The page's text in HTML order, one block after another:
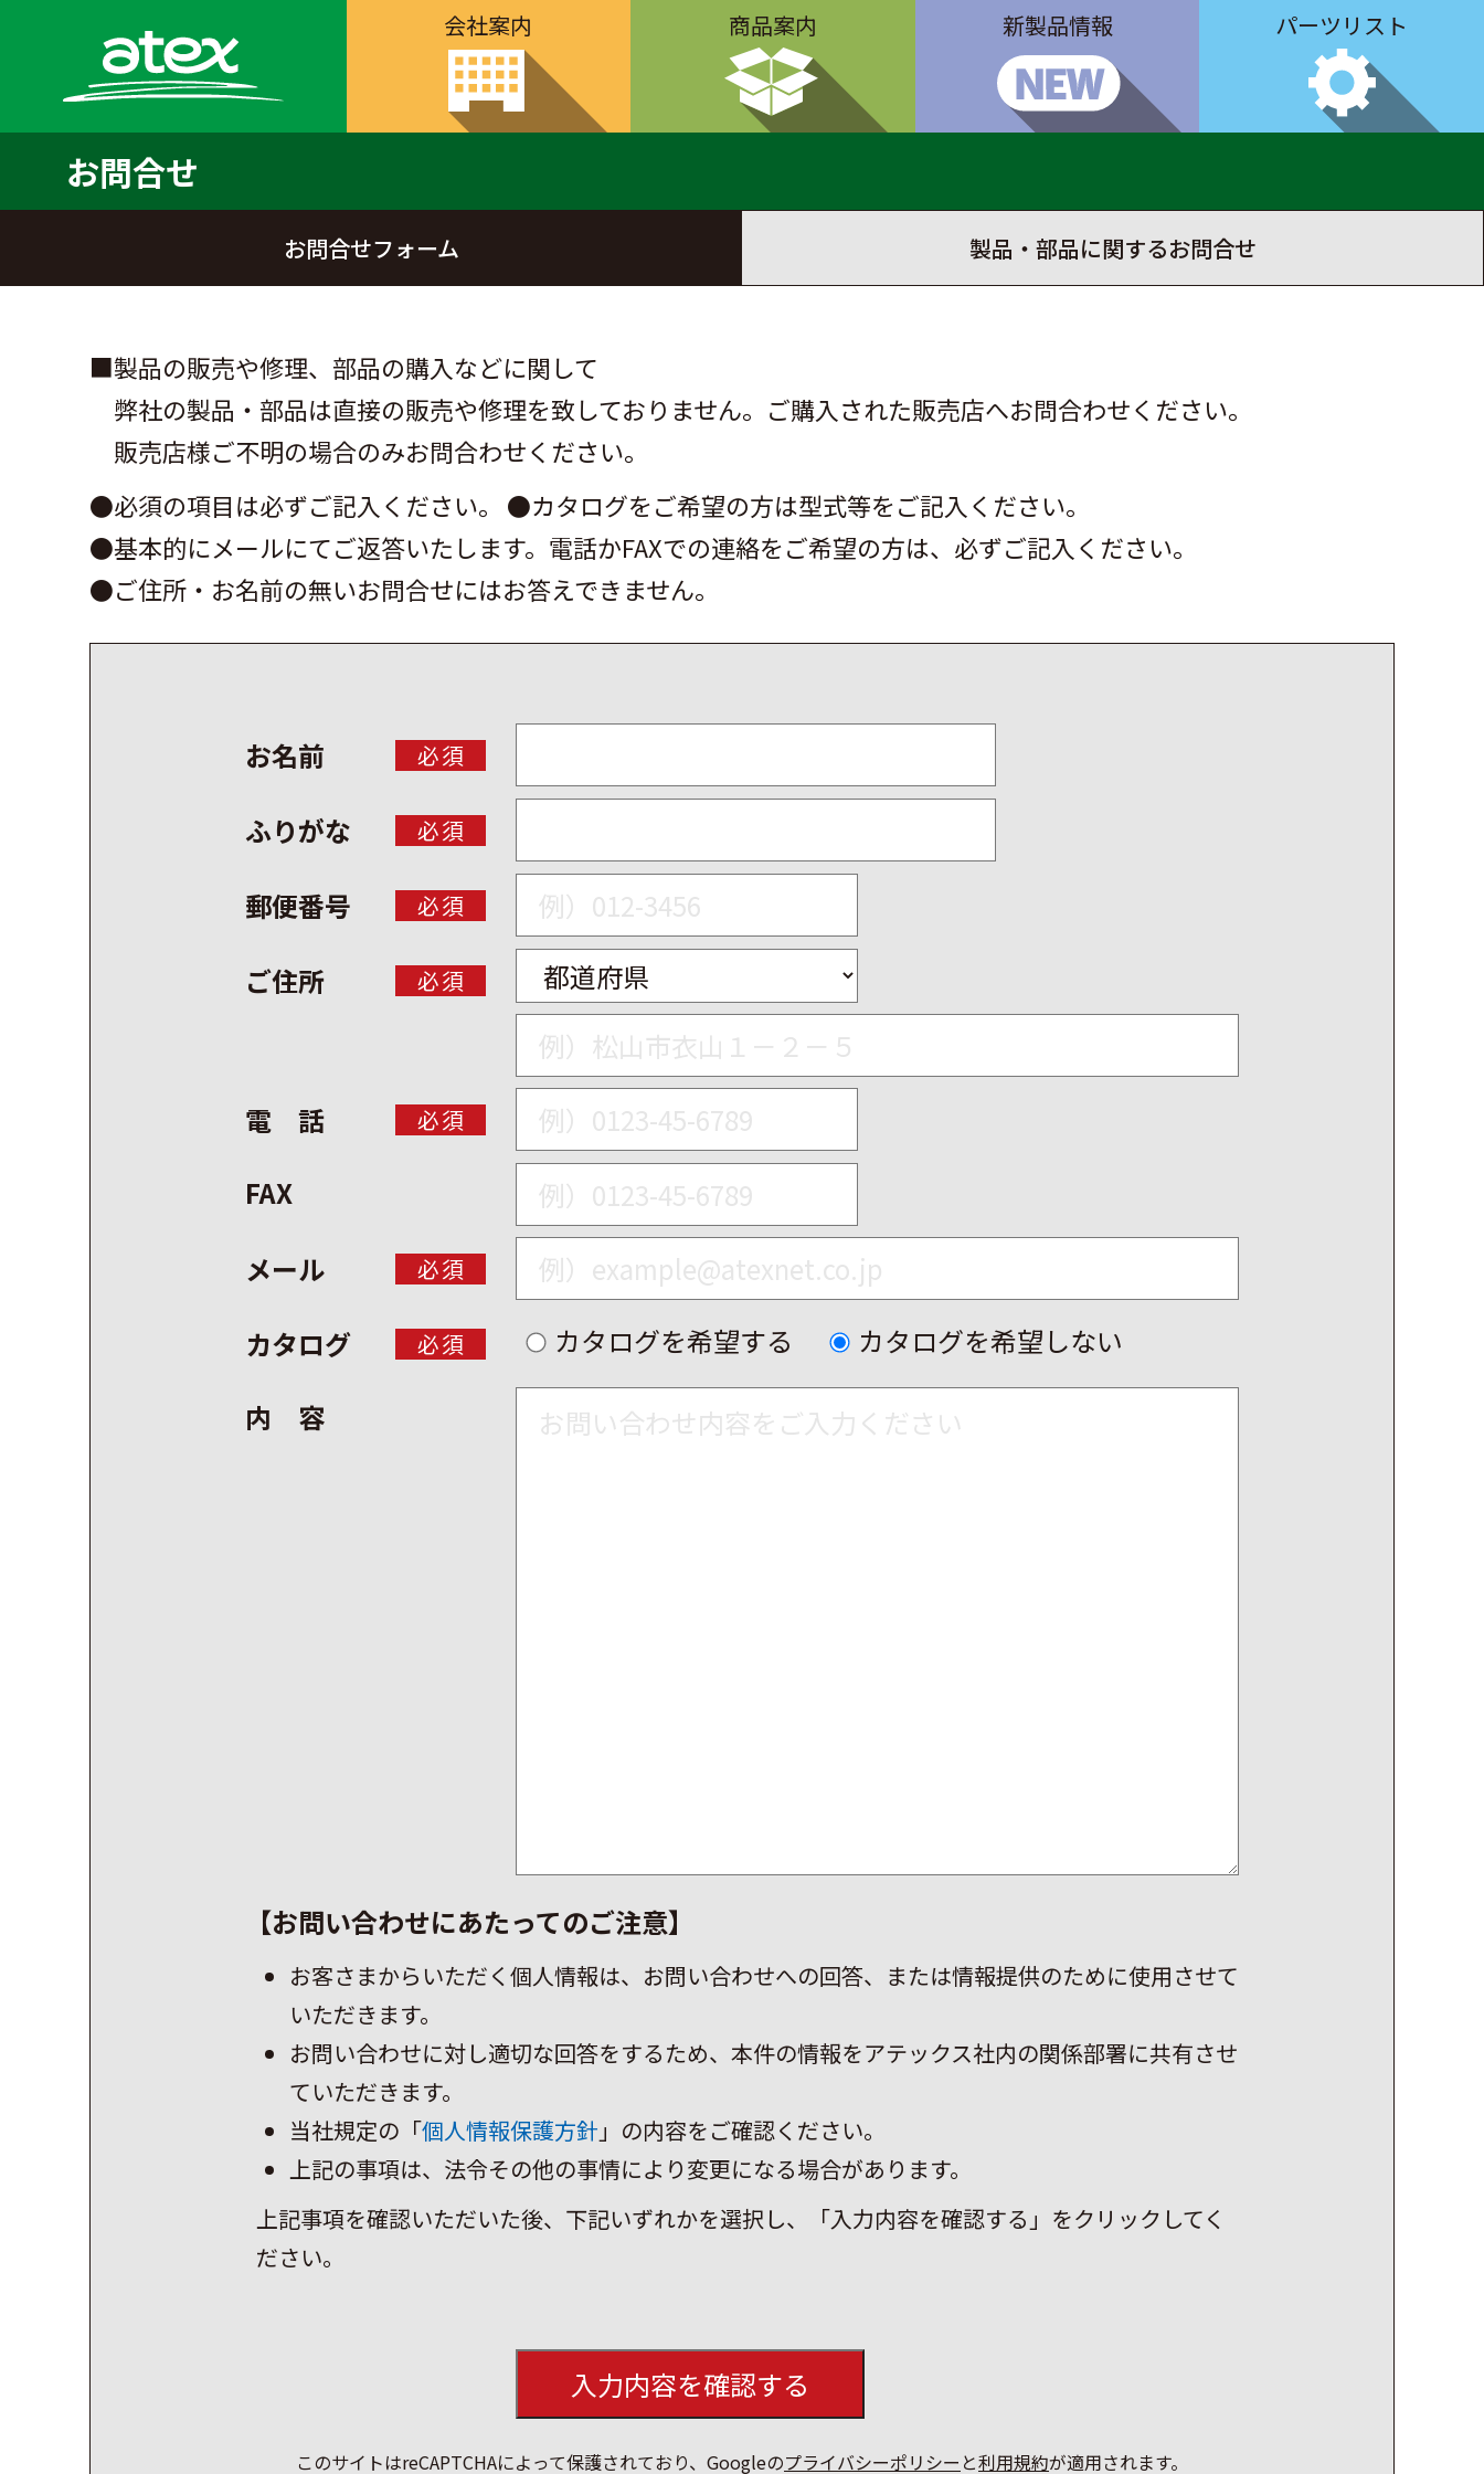
会社案内 商品案内 新製品情報 パーツリスト
お問合せ
お問合せフォーム 製品・部品に関するお問合せ
■製品の販売や修理、部品の購入などに関して
弊社の製品・部品は直接の販売や修理を致しておりません。ご購入された販売店へお問合わせください。
販売店様ご不明の場合のみお問合わせください。
●必須の項目は必ずご記入ください。 ●カタログをご希望の方は型式等をご記入ください。
●基本的にメールにてご返答いたします。電話かFAXでの連絡をご希望の方は、必ずご記入ください。
●ご住所・お名前の無いお問合せにはお答えできません。
お名前 必須
ふりがな 必須
郵便番号 必須
ご住所 必須
電 話 必須
FAX
メール
必須
カタログ 必須 カタログを希望する
カタログを希望しない
内 容
【お問い合わせにあたってのご注意】
お客さまからいただく個人情報は、お問い合わせへの回答、または情報提供のために使用させて
いただきます。
お問い合わせに対し適切な回答をするため、本件の情報をアテックス社内の関係部署に共有させ
ていただきます。
当社規定の「個人情報保護方針 」の内容をご確認ください。
上記の事項は、法令その他の事情により変更になる場合があります。
上記事項を確認いただいた後、下記いずれかを選択し、「入力内容を確認する」をクリックしてく
ださい。
このサイトはreCAPTCHAによって保護されており、Googleのプライバシーポリシー と利用規約が適用されます。